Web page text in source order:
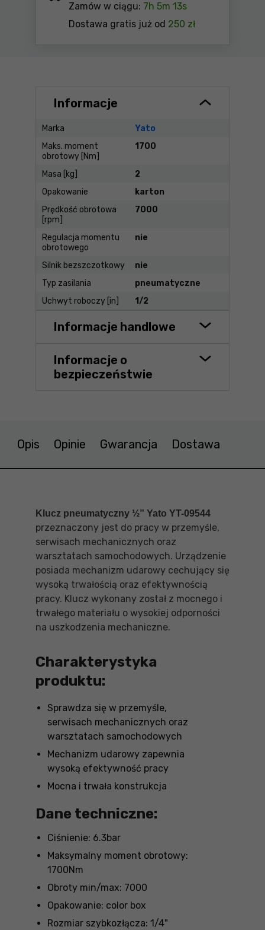
Zamów w ciągu: 7h 5m 12s
Dostawa gratis już od 250 zł
Informacje
Marka
Yato
Maks. moment
obrotowy [Nm]
1700
Masa [kg]
2
Opakowanie
karton
Prędkość obrotowa
[rpm]
7000
Regulacja momentu
obrotowego
nie
Silnik bezszczotkowy
nie
Typ zasilania
pneumatyczne
Uchwyt roboczy [in]
1/2
Informacje handlowe
Informacje o
bezpieczeństwie
Opis Opinie Gwarancja Dostawa
Klucz pneumatyczny ½” Yato YT-09544
przeznaczony jest do pracy w przemyśle,
serwisach mechanicznych oraz
warsztatach samochodowych. Urządzenie
posiada mechanizm udarowy cechujący się
wysoką trwałością oraz efektywnością
pracy. Klucz wykonany został z mocnego i
trwałego materiału o wysokiej odporności
na uszkodzenia mechaniczne.
Charakterystyka
produktu:
Sprawdza się w przemyśle,
serwisach mechanicznych oraz
warsztatach samochodowych
Mechanizm udarowy zapewnia
wysoką efektywność pracy
Mocna i trwała konstrukcja
Dane techniczne:
Ciśnienie: 6.3bar
Maksymalny moment obrotowy:
1700Nm
Obroty min/max: 7000
Opakowanie: color box
Rozmiar szybkozłącza: 1/4"